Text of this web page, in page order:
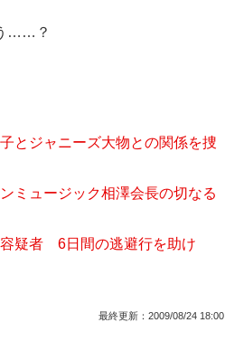
……？
とジャニーズ大物との関係を捜
ミュージック相澤会長の切なる
容疑者 6日間の逃避行を助け
最終更新： 2009/08/24 18:00